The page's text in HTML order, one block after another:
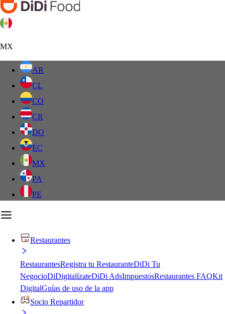
MX
AR
CL
CO
CR
DO
EC
MX
PA
PE
Restaurantes
RestaurantesRegistra tu RestauranteDiDi Tu
NegocioDiDigitalízateDiDi AdsImpuestosRestaurantes FAQKit
DigitalGuías de uso de la app
Socio Repartidor